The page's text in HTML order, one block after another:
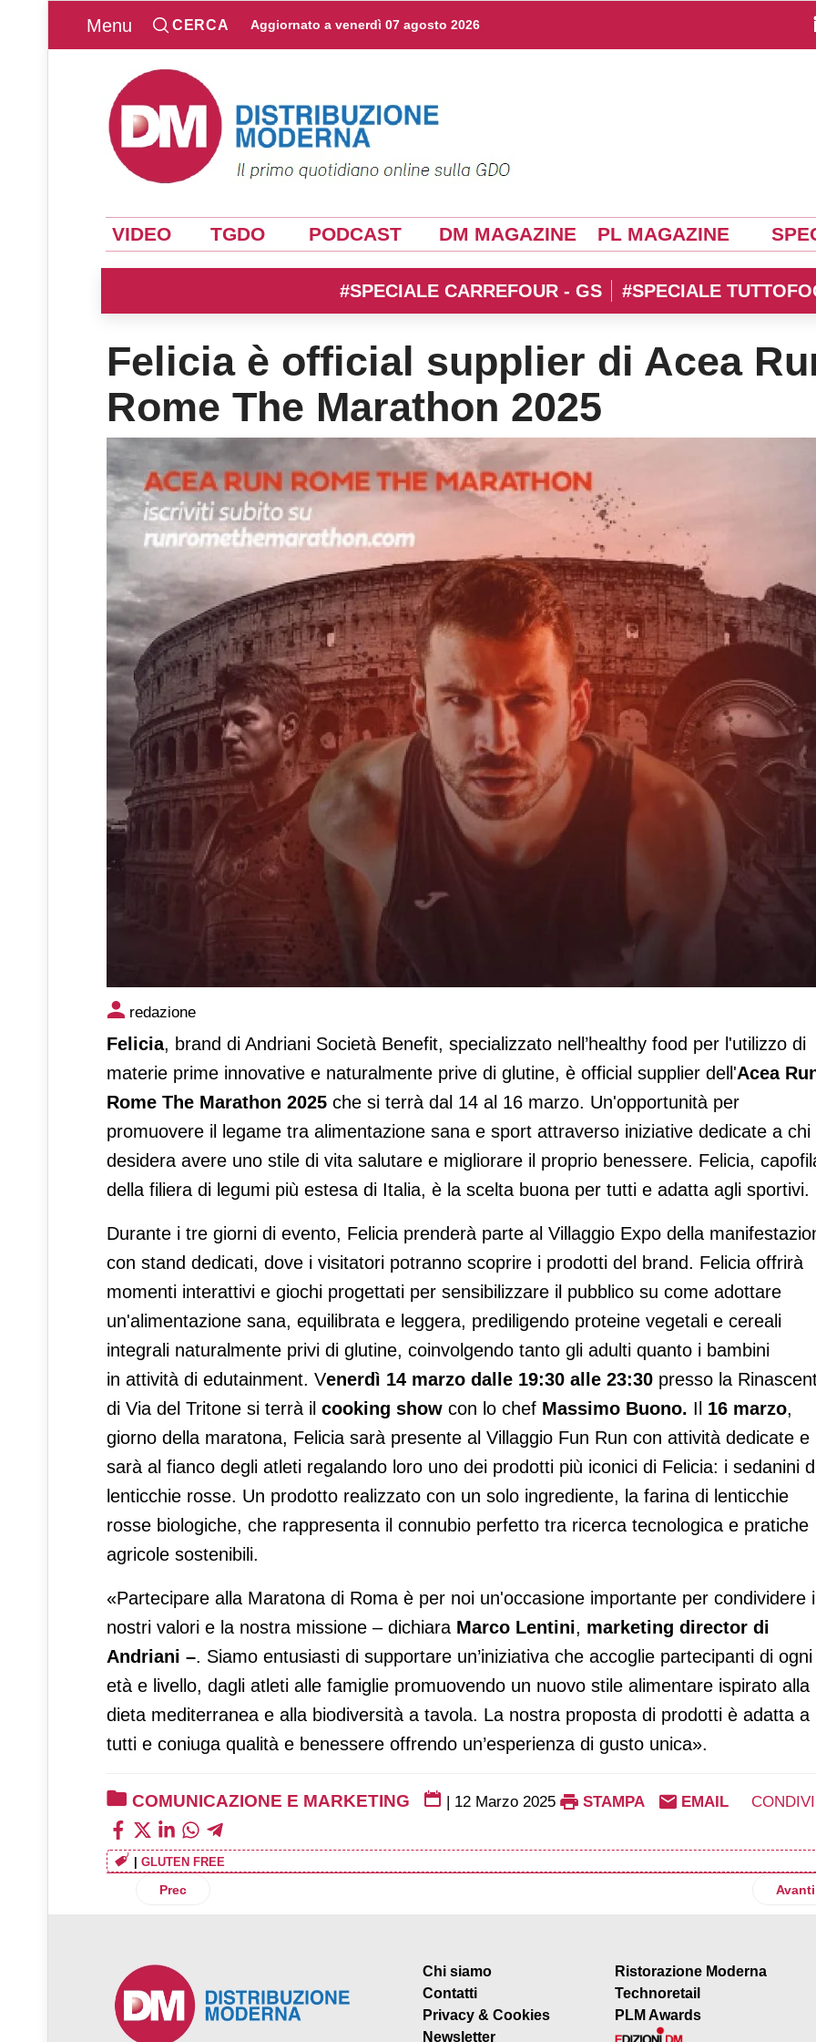
Menu CERCA Aggiornato a venerdì 07 agosto 2026
VIDEO TGDO PODCAST DM MAGAZINE PL MAGAZINE
#SPECIALE CARREFOUR - GS #SPECIALE
Felicia è official supplier di Acea
Rome The Marathon 2025
Felicia è official supplier di Acea Run Rome The Marathon 2025
redazione
Felicia, brand di Andriani Società Benefit, specializzato nell’healthy food per l'utilizzo di
materie prime innovative e naturalmente prive di glutine, è official supplier dell'Acea
Rome The Marathon 2025 che si terrà dal 14 al 16 marzo. Un'opportunità per
promuovere il legame tra alimentazione sana e sport attraverso iniziative dedicate a chi
desidera avere uno stile di vita salutare e migliorare il proprio benessere. Felicia,
della filiera di legumi più estesa di Italia, è la scelta buona per tutti e adatta agli sportivi.
Durante i tre giorni di evento, Felicia prenderà parte al Villaggio Expo della
con stand dedicati, dove i visitatori potranno scoprire i prodotti del brand. Felicia offrirà
momenti interattivi e giochi progettati per sensibilizzare il pubblico su come adottare
un'alimentazione sana, equilibrata e leggera, prediligendo proteine vegetali e cereali
integrali naturalmente privi di glutine, coinvolgendo tanto gli adulti quanto i bambini
in attività di edutainment. Venerdì 14 marzo dalle 19:30 alle 23:30 presso la
di Via del Tritone si terrà il cooking show con lo chef Massimo Buono. Il 16 marzo,
giorno della maratona, Felicia sarà presente al Villaggio Fun Run con attività dedicate e
sarà al fianco degli atleti regalando loro uno dei prodotti più iconici di Felicia: i sedanini
lenticchie rosse. Un prodotto realizzato con un solo ingrediente, la farina di lenticchie
rosse biologiche, che rappresenta il connubio perfetto tra ricerca tecnologica e pratiche
agricole sostenibili.
«Partecipare alla Maratona di Roma è per noi un'occasione importante per condividere i
nostri valori e la nostra missione – dichiara Marco Lentini, marketing director di
Andriani –. Siamo entusiasti di supportare un’iniziativa che accoglie partecipanti di ogni
età e livello, dagli atleti alle famiglie promuovendo un nuovo stile alimentare ispirato alla
dieta mediterranea e alla biodiversità a tavola. La nostra proposta di prodotti è adatta a
tutti e coniuga qualità e benessere offrendo un’esperienza di gusto unica».
COMUNICAZIONE E MARKETING | 12 Marzo 2025 STAMPA EMAIL
GLUTEN FREE
Articolo precedente: Apofruit Italia festeggia 65 anni di attività
Prec Avanti
Chi siamo
Contatti
Privacy & Cookies
Newsletter
Ristorazione Moderna
Technoretail
PLM Awards